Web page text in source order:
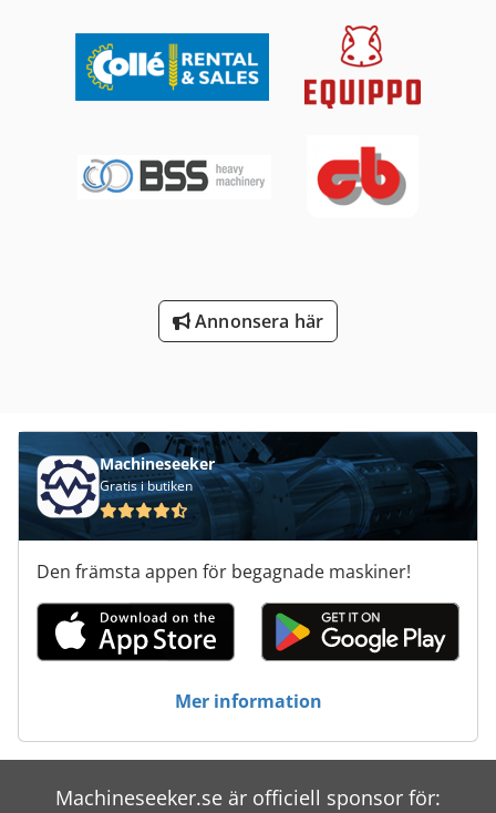
Crodoy Upycjpfx Ap Ief Lastcentrum: 600 mm Gaffelbredd:
122 mm Gaffeltjocklek: 40 mm ISO-klass: ISO Klass 2 =
1.000 - 2.500 kg Masthöjd: teleskopisk Skick: ny maskin
Tekniskt skick: ny Framdäck typ: luft Framdäck skick: nya
arbetsstrålkastare fram, värme, helhytt, CE-certifikat,
säkerhetslampa, innerbackspegel, ytterbackspegel,
vindrutetorkare, LED, säte,
Annonsera här
Machineseeker
Gratis i butiken
Den främsta appen för begagnade maskiner!
Mer information
Machineseeker.se är officiell sponsor för: